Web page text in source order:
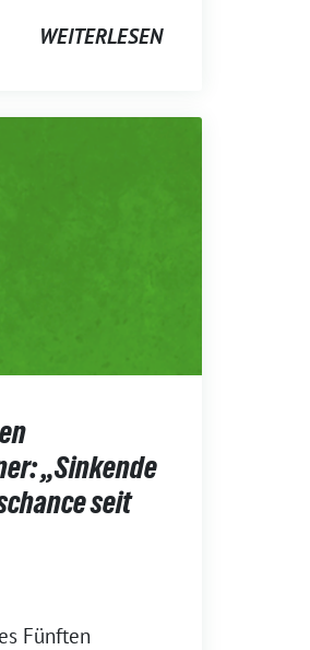
WEITERLESEN
„Sinkende
seit
Fünften